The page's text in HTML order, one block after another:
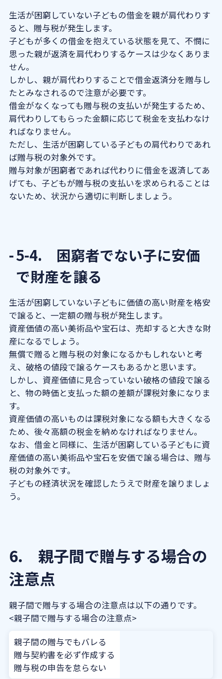
生活が困窮していない子どもの借金を親が肩代わりす
ると、贈与税が発生します。
子どもが多くの借金を抱えている状態を見て、不憫に
思った親が返済を肩代わりするケースは少なくありま
せん。
しかし、親が肩代わりすることで借金返済分を贈与し
たとみなされるので注意が必要です。
借金がなくなっても贈与税の支払いが発生するため、
肩代わりしてもらった金額に応じて税金を支払わなけ
ればなりません。
ただし、生活が困窮している子どもの肩代わりであれ
ば贈与税の対象外です。
贈与対象が困窮者であれば代わりに借金を返済してあ
げても、子どもが贈与税の支払いを求められることは
ないため、状況から適切に判断しましょう。
5-4. 困窮者でない子に安価
で財産を譲る
生活が困窮していない子どもに価値の高い財産を格安
で譲ると、一定額の贈与税が発生します。
資産価値の高い美術品や宝石は、売却すると大きな財
産になるでしょう。
無償で贈ると贈与税の対象になるかもしれないと考
え、破格の値段で譲るケースもあるかと思います。
しかし、資産価値に見合っていない破格の値段で譲る
と、物の時価と支払った額の差額が課税対象になりま
す。
資産価値の高いものは課税対象になる額も大きくなる
ため、後々高額の税金を納めなければなりません。
なお、借金と同様に、生活が困窮している子どもに資
産価値の高い美術品や宝石を安価で譲る場合は、贈与
税の対象外です。
子どもの経済状況を確認したうえで財産を譲りましょ
う。
6. 親子間で贈与する場合の
注意点
親子間で贈与する場合の注意点は以下の通りです。
<親子間で贈与する場合の注意点>
親子間の贈与でもバレる
贈与契約書を必ず作成する
贈与税の申告を怠らない